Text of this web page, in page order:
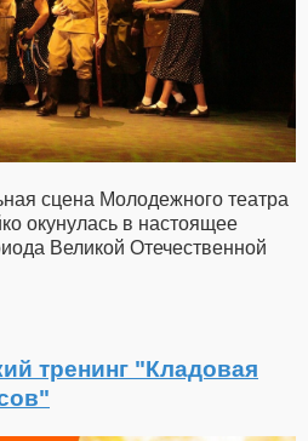
сцена Молодежного театра
окунулась в настоящее
Великой Отечественной
тренинг "Кладовая